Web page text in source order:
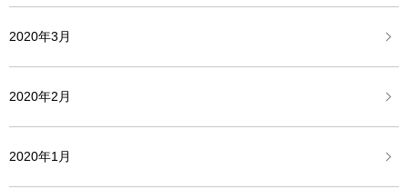
2020年3月
2020年2月
2020年1月